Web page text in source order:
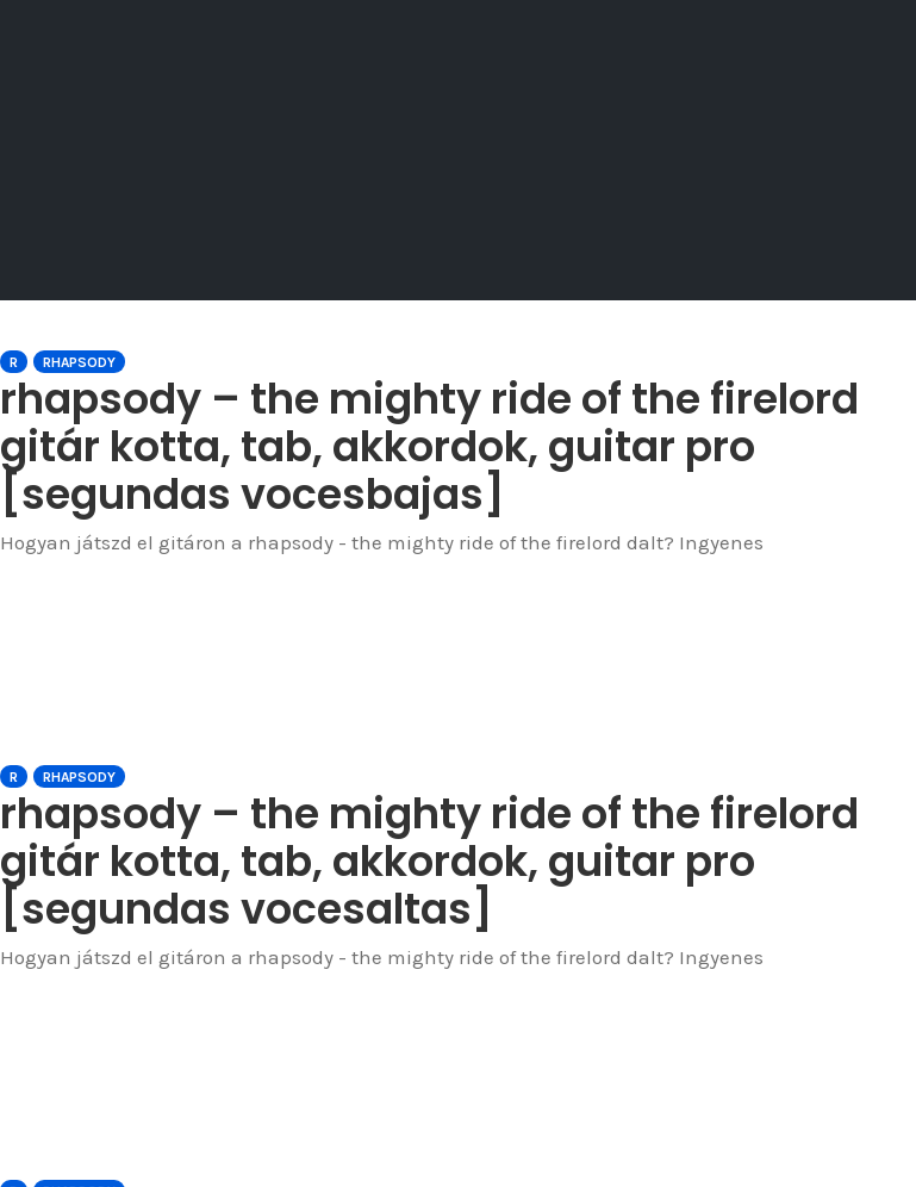
R RHAPSODY
rhapsody – the mighty ride of the firelord
gitár kotta, tab, akkordok, guitar pro
[segundas vocesbajas]
Hogyan játszd el gitáron a rhapsody - the mighty ride of the firelord dalt? Ingyenes
R RHAPSODY
rhapsody – the mighty ride of the firelord
gitár kotta, tab, akkordok, guitar pro
[segundas vocesaltas]
Hogyan játszd el gitáron a rhapsody - the mighty ride of the firelord dalt? Ingyenes